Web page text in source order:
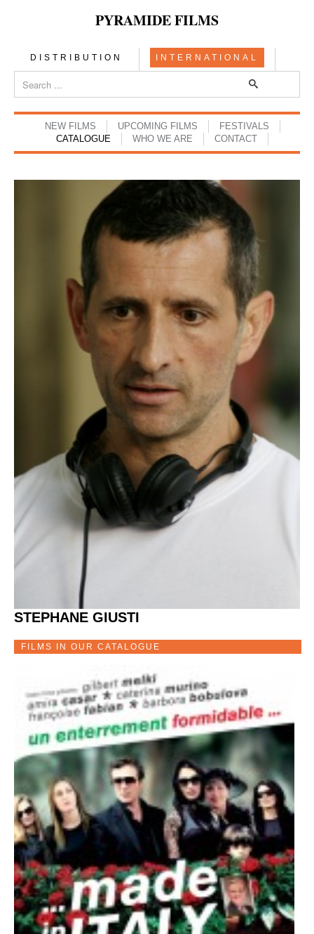
PYRAMIDE FILMS
DISTRIBUTION INTERNATIONAL
NEW FILMS UPCOMING FILMS
FESTIVALS
CATALOGUE
WHO WE ARE CONTACT
STEPHANE GIUSTI
FILMS IN OUR CATALOGUE